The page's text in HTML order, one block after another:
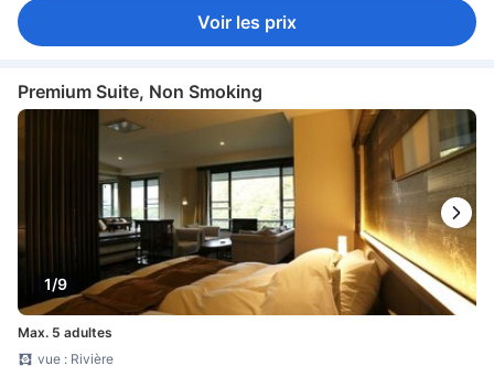
Voir les prix
Premium Suite, Non Smoking
1/9
Max. 5 adultes
vue : Rivière